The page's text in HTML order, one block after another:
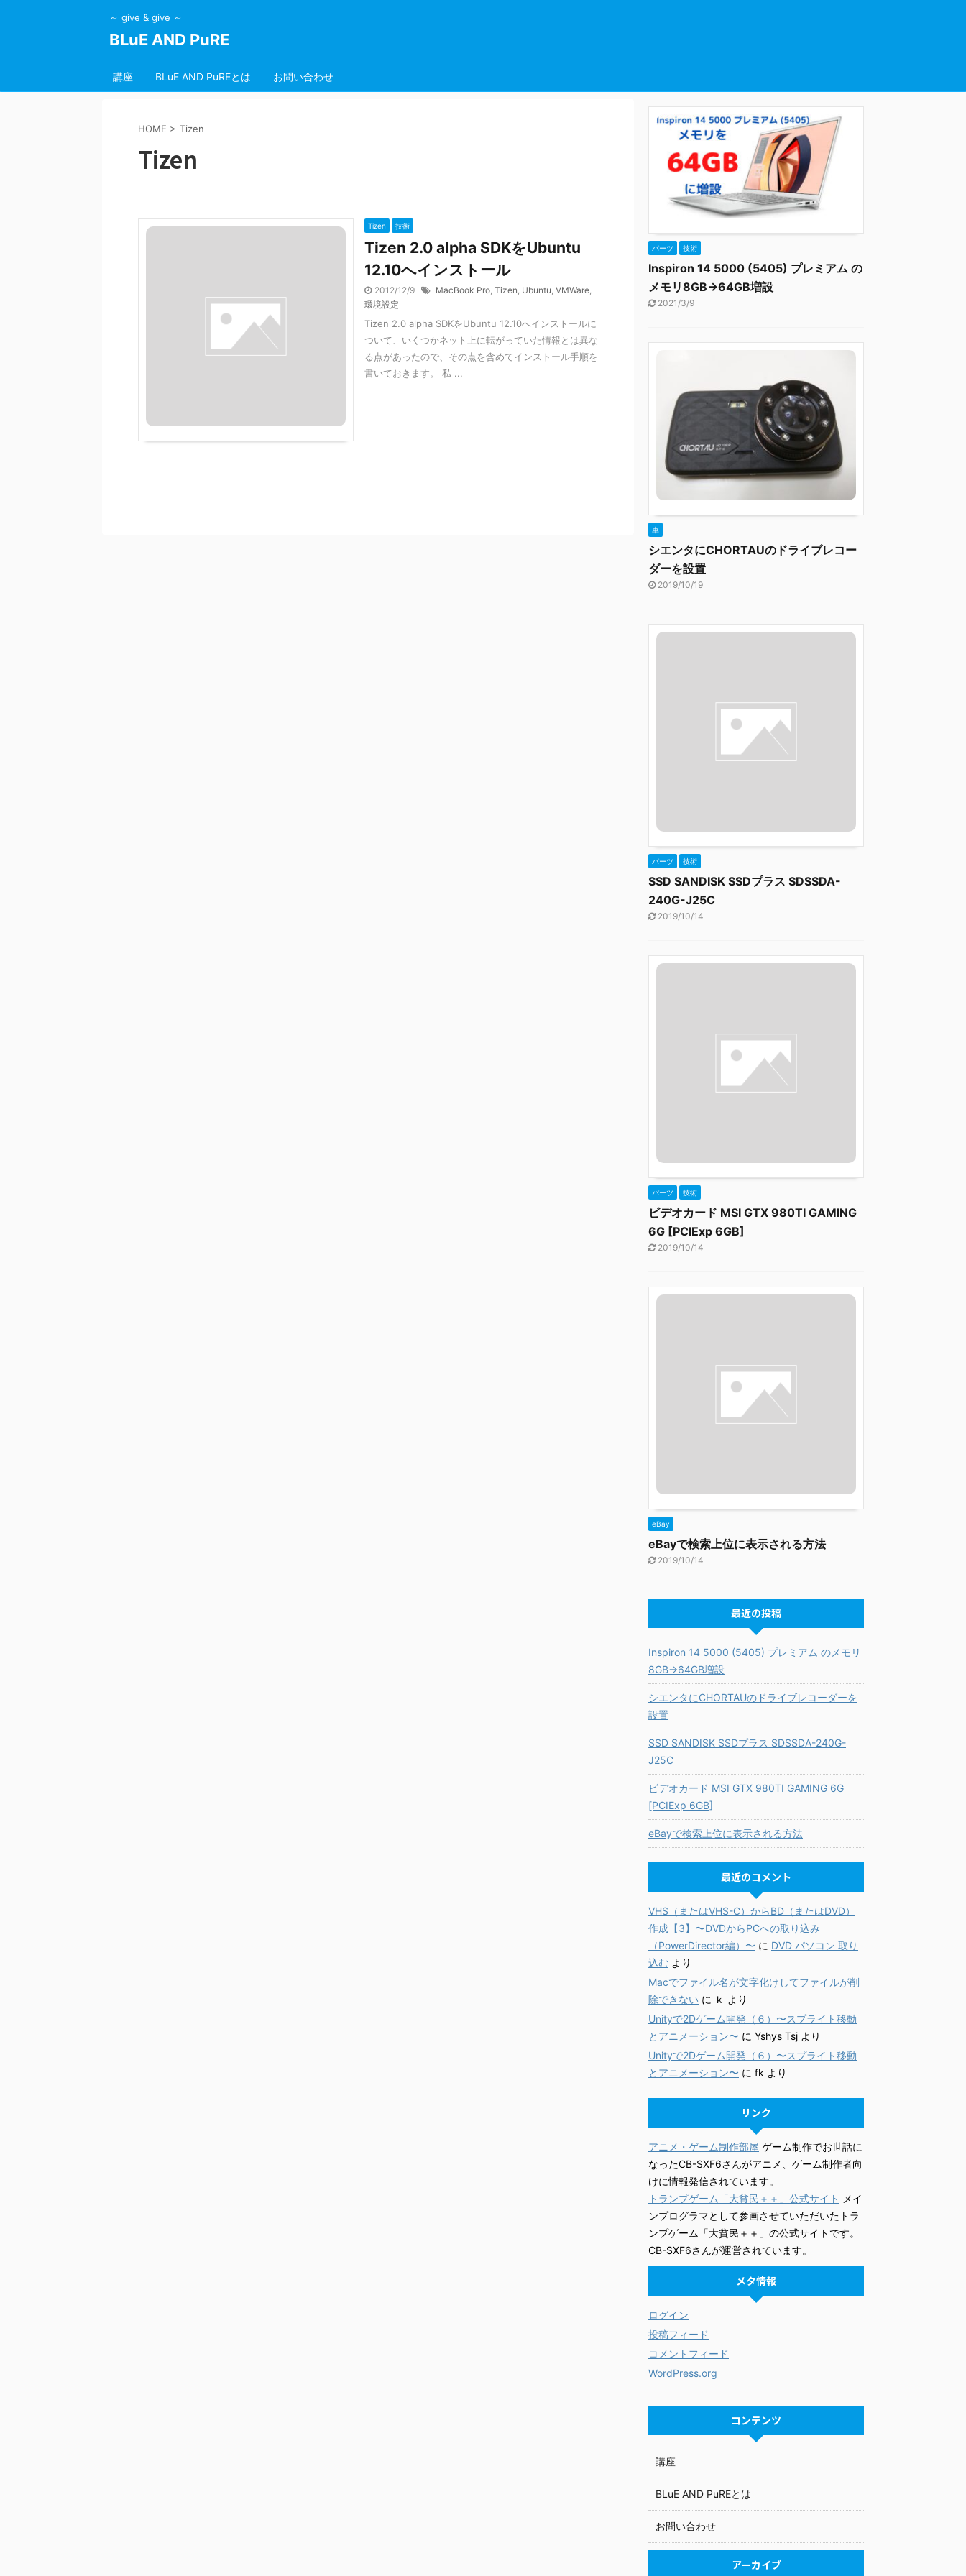
～ give & give ～
BLuE AND PuRE
講座 BLuE AND PuREとは お問い合わせ
HOME > Tizen
Tizen
Tizen 技術
Tizen 2.0 alpha SDKをUbuntu
12.10へインストール
2012/12/9 MacBook Pro, Tizen, Ubuntu, VMWare,
環境設定
Tizen 2.0 alpha SDKをUbuntu 12.10へインストールに
ついて、いくつかネット上に転がっていた情報とは異な
る点があったので、その点を含めてインストール手順を
書いておきます。 私 ...
パーツ 技術
Inspiron 14 5000 (5405) プレミアム の
メモリ8GB→64GB増設
2021/3/9
車
シエンタにCHORTAUのドライブレコー
ダーを設置
2019/10/19
パーツ 技術
SSD SANDISK SSDプラス SDSSDA-
240G-J25C
2019/10/14
パーツ 技術
ビデオカード MSI GTX 980TI GAMING
6G [PCIExp 6GB]
2019/10/14
eBay
eBayで検索上位に表示される方法
2019/10/14
最近の投稿
Inspiron 14 5000 (5405) プレミアム のメモリ
8GB→64GB増設
シエンタにCHORTAUのドライブレコーダーを
設置
SSD SANDISK SSDプラス SDSSDA-240G-
J25C
ビデオカード MSI GTX 980TI GAMING 6G
[PCIExp 6GB]
eBayで検索上位に表示される方法
最近のコメント
VHS（またはVHS-C）からBD（またはDVD）
作成【3】〜DVDからPCへの取り込み
（PowerDirector編）〜 に DVD パソコン 取り
込む より
Macでファイル名が文字化けしてファイルが削
除できない に ｋ より
Unityで2Dゲーム開発（６）〜スプライト移動
とアニメーション〜 に Yshys Tsj より
Unityで2Dゲーム開発（６）〜スプライト移動
とアニメーション〜 に fk より
リンク
アニメ・ゲーム制作部屋 ゲーム制作でお世話に
なったCB-SXF6さんがアニメ、ゲーム制作者向
けに情報発信されています。
トランプゲーム「大貧民＋＋」公式サイト
メイ
ンプログラマとして参画させていただいたトラ
ンプゲーム「大貧民＋＋」の公式サイトです。
CB-SXF6さんが運営されています。
メタ情報
ログイン
投稿フィード
コメントフィード
WordPress.org
コンテンツ
講座
BLuE AND PuREとは
お問い合わせ
アーカイブ